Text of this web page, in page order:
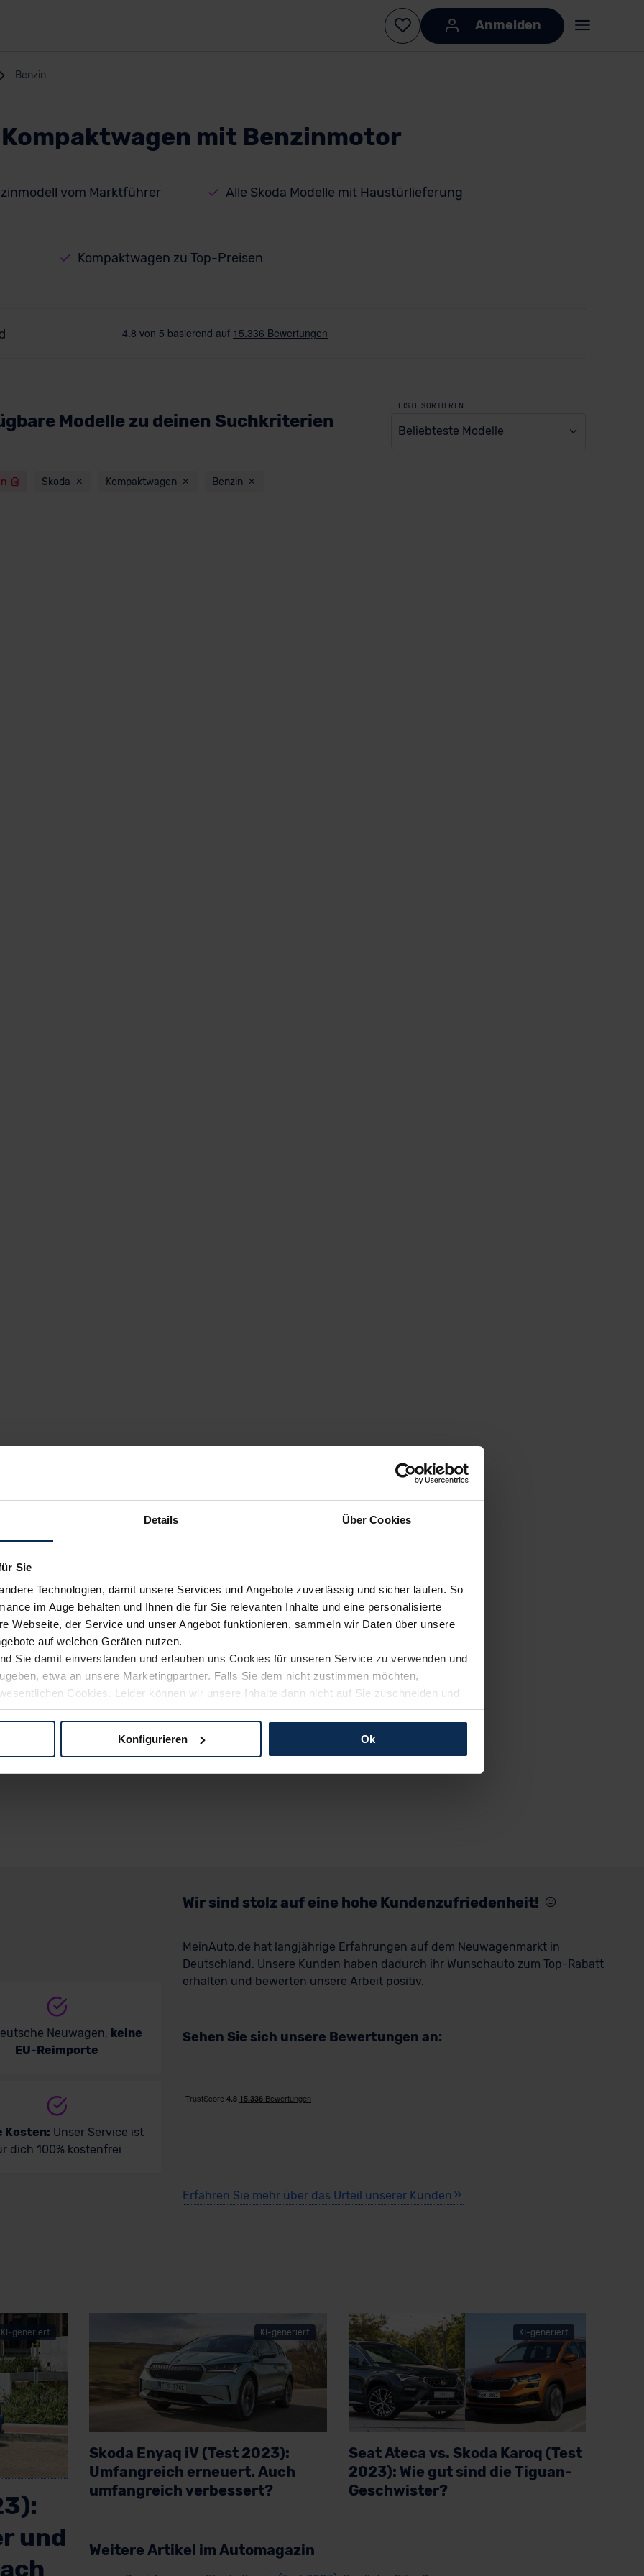
Details Über Cookies
Sie
Technologien, damit unsere Services und Angebote zuverlässig und sicher laufen. So
im Auge behalten und Ihnen die für Sie relevanten Inhalte und eine personalisierte
Webseite, der Service und unser Angebot funktionieren, sammeln wir Daten über unsere
auf welchen Geräten nutzen.
Sie damit einverstanden und erlauben uns Cookies für unseren Service zu verwenden und
etwa an unsere Marketingpartner. Falls Sie dem nicht zustimmen möchten,
Cookies. Leider können wir unsere Inhalte dann nicht auf Sie zuschneiden und
Weg zu Ihrem Neuwagen unterstützen. Sie können die Einstellungen jederzeit anpassen
Konfigurieren Ok
Anmelden
Benzin
mit Benzinmotor
vom Marktführer Alle Skoda Modelle mit Haustürlieferung
Kompaktwagen zu Top-Preisen
Modelle zu deinen Suchkriterien
LISTE SORTIEREN
Beliebteste Modelle
Skoda Kompaktwagen Benzin
Neuwagen, keine
EU-Reimporte
Kosten: Unser Service ist
dich 100% kostenfrei
Wir sind stolz auf eine hohe Kundenzufriedenheit!
MeinAuto.de hat langjährige Erfahrungen auf dem Neuwagenmarkt in
Deutschland. Unsere Kunden haben dadurch ihr Wunschauto zum Top-Rabatt
erhalten und bewerten unsere Arbeit positiv.
Sehen Sie sich unsere Bewertungen an:
Erfahren Sie mehr über das Urteil unserer Kunden
KI-generiert
und
KI-generiert
Skoda Enyaq iV (Test 2023):
Umfangreich erneuert. Auch
umfangreich verbessert?
KI-generiert
Seat Ateca vs. Skoda Karoq (Test
2023): Wie gut sind die Tiguan-
Geschwister?
Weitere Artikel im Automagazin